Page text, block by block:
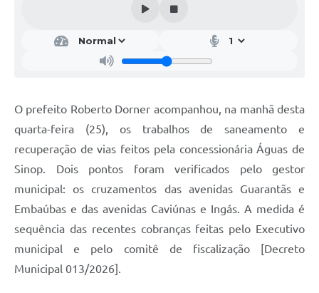
O prefeito Roberto Dorner acompanhou, na manhã desta
quarta-feira (25), os trabalhos de saneamento e
recuperação de vias feitos pela concessionária Águas de
Sinop. Dois pontos foram verificados pelo gestor
municipal: os cruzamentos das avenidas Guarantãs e
Embaúbas e das avenidas Caviúnas e Ingás. A medida é
sequência das recentes cobranças feitas pelo Executivo
municipal e pelo comitê de fiscalização [Decreto
Municipal 013/2026].